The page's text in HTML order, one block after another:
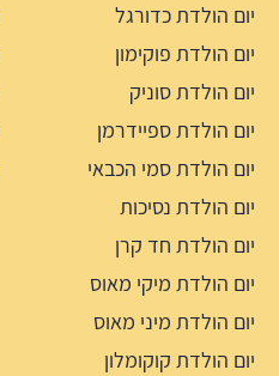
יום הולדת כדורגל
יום הולדת פוקימון
יום הולדת סוניק
יום הולדת ספיידרמן
יום הולדת סמי הכבאי
יום הולדת נסיכות
יום הולדת חד קרן
יום הולדת מיקי מאוס
יום הולדת מיני מאוס
יום הולדת קוקומלון